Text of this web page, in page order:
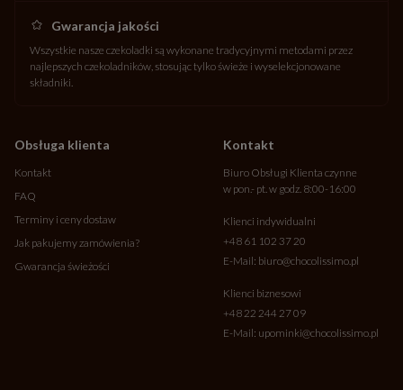
Gwarancja jakości
Wszystkie nasze czekoladki są wykonane tradycyjnymi metodami przez
najlepszych czekoladników, stosując tylko świeże i wyselekcjonowane
składniki.
Obsługa klienta
Kontakt
FAQ
Terminy i ceny dostaw
Jak pakujemy zamówienia?
Gwarancja świeżości
Kontakt
Biuro Obsługi Klienta czynne
w pon.- pt. w godz. 8:00-16:00
Klienci indywidualni
+48 61 102 37 20
E-Mail: biuro@chocolissimo.pl
Klienci biznesowi
+48 22 244 27 09
E-Mail: upominki@chocolissimo.pl